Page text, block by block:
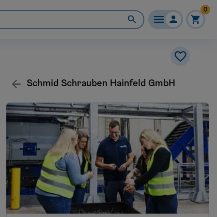
0
Schmid Schrauben Hainfeld
GmbH
3170 Hainfeld
Hainfeld|Museum
3170 Hainfeld
Schmid Schrauben Hainfeld GmbH